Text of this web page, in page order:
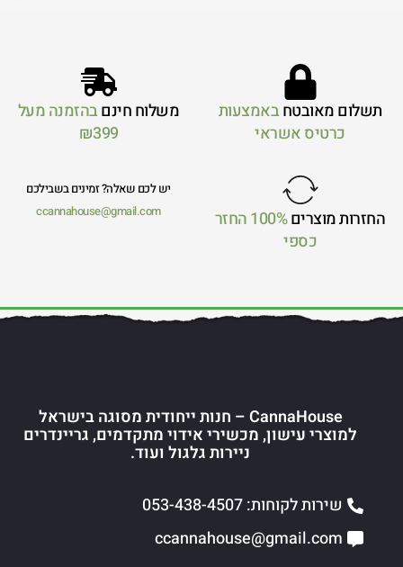
תשלום מאובטחבאמצעות
כרטיס אשראי
משלוח חינםבהזמנה מעל
₪399
החזרות מוצרים
100% החזר
כספי
יש לכם שאלה? זמינים בשבילכם
ccannahouse@gmail.com
CannaHouse – חנות ייחודית מסוגה בישראל
למוצרי עישון, מכשירי אידוי מתקדמים, גריינדרים
ניירות גלגול ועוד.
שירות לקוחות: 053-438-4507
ccannahouse@gmail.com